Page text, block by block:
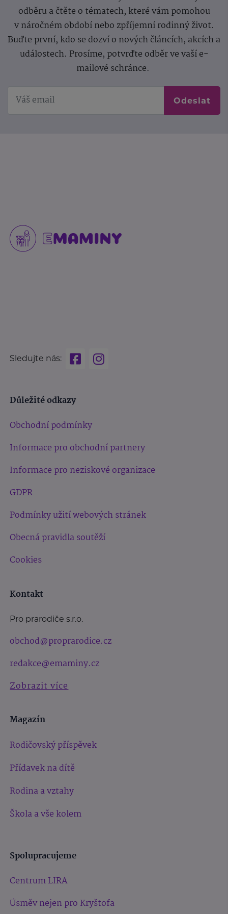
odběru a čtěte o tématech, které vám pomohou
v náročném období nebo zpříjemní rodinný život.
Buďte první, kdo se dozví o nových článcích, akcích a
událostech. Prosíme, potvrďte odběr ve vaší e-
mailové schránce.
Odeslat
Sledujte nás:
Důležité odkazy
Obchodní podmínky
Informace pro obchodní partnery
Informace pro neziskové organizace
GDPR
Podmínky užití webových stránek
Obecná pravidla soutěží
Cookies
Kontakt
Pro prarodiče s.r.o.
obchod@proprarodice.cz
redakce@emaminy.cz
Zobrazit více
Magazín
Rodičovský příspěvek
Přídavek na dítě
Rodina a vztahy
Škola a vše kolem
Spolupracujeme
Centrum LIRA
Úsměv nejen pro Kryštofa